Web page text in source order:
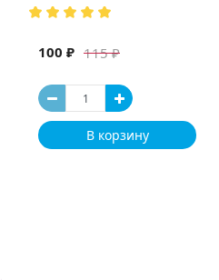
(Испания)
115 ₽
100 ₽
В корзину